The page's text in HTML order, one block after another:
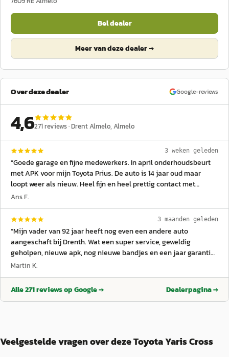
Bel dealer
Meer van deze dealer →
Over deze dealer Google-reviews
4,6271reviews ·Drent Almelo, Almelo
3 weken geleden
“Goede garage en fijne medewerkers. In april onderhoudsbeurt
met APK voor mijn Toyota Prius. De auto is 14 jaar oud maar
loopt weer als nieuw. Heel fijn en heel prettig contact met
medewerkers. Op 11-7-2026 bleek dat de auto niet wilde starten.
aangedaan en daarna vergeten uit te zetten. Dat heeft de accu
leeggetrokken. Uiteindelijk kwam een van de medewerkers even
bij mijn thuis om te kijken en was het probeem heel snel
verholpen. Mijn complimenten.
Ans F.
3 maanden geleden
“Mijn vader van 92 jaar heeft nog even een andere auto
aangeschaft bij Drenth. Wat een super service, geweldig
geholpen, nieuwe apk, nog nieuwe bandjes en een jaar garantie!
Namens mijn vader, hartelijke dank!
Martin K.
Alle271reviews op Google → Dealerpagina →
Veelgestelde vragen over deze Toyota Yaris Cross